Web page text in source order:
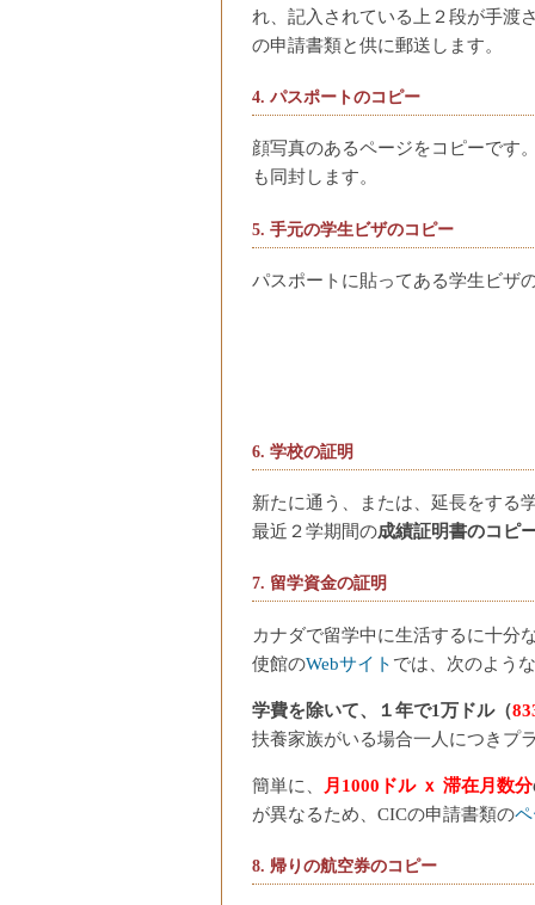
れ、記入されている上２段が手渡
の申請書類と供に郵送します。
4. パスポートのコピー
顔写真のあるページをコピーです
も同封します。
5. 手元の学生ビザのコピー
パスポートに貼ってある学生ビザ
6. 学校の証明
新たに通う、または、延長をする
最近２学期間の成績証明書のコピ
7. 留学資金の証明
カナダで留学中に生活するに十分
使館のWebサイト では、次のよう
学費を除いて、１年で1万ドル（
扶養家族がいる場合一人につきプ
簡単に、 月1000ドル ｘ 滞在月数分
が異なるため、CICの申請書類の
8. 帰りの航空券のコピー